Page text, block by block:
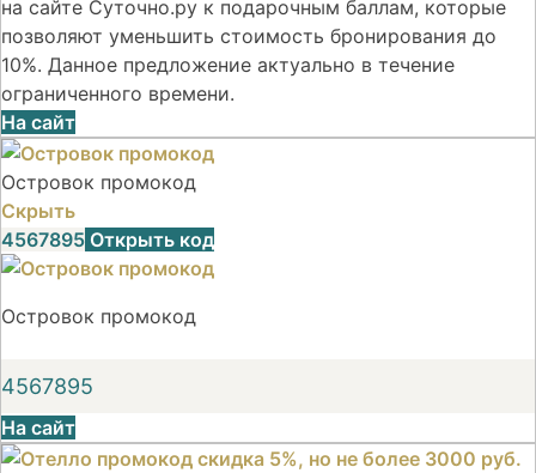
на сайте Суточно.ру к подарочным баллам, которые
позволяют уменьшить стоимость бронирования до
10%. Данное предложение актуально в течение
ограниченного времени.
На сайт
Островок промокод
Скрыть
4567895 Открыть код
Островок промокод
4567895
На сайт